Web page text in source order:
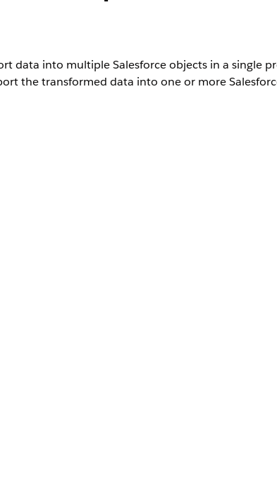
data into multiple Salesforce objects in a single
the transformed data into one or more
to import CSV data into Salesforce, you must
See
the profile settings to
the first ten rows are available.
the DPE definition that you configured to use as the
logs.
DPE nodes and input variables to the DPE definition.